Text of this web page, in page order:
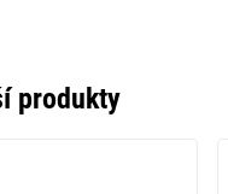
produkty